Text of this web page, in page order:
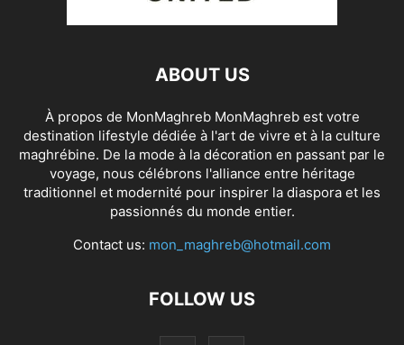
ABOUT US
À propos de MonMaghreb MonMaghreb est votre
destination lifestyle dédiée à l'art de vivre et à la culture
maghrébine. De la mode à la décoration en passant par le
voyage, nous célébrons l'alliance entre héritage
traditionnel et modernité pour inspirer la diaspora et les
passionnés du monde entier.
Contact us: mon_maghreb@hotmail.com
FOLLOW US